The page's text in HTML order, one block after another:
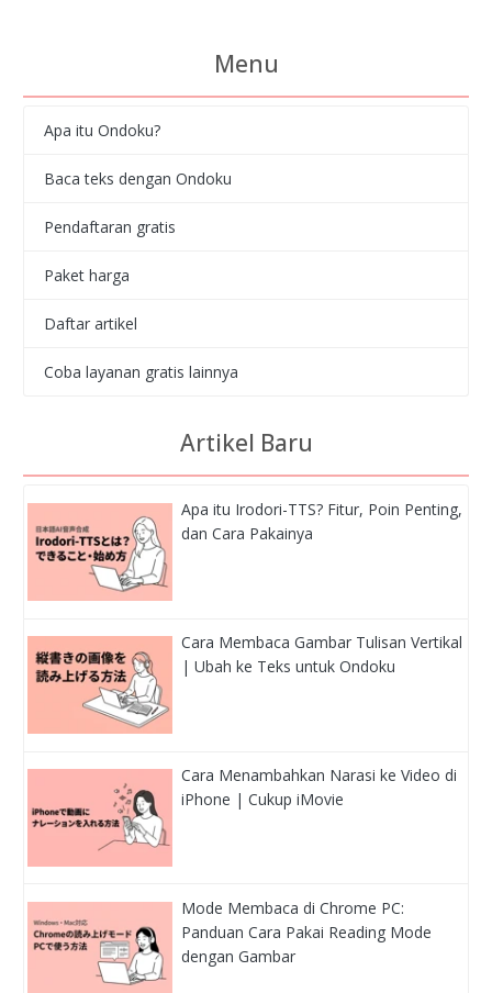
Menu
Apa itu Ondoku?
Baca teks dengan Ondoku
Pendaftaran gratis
Paket harga
Daftar artikel
Coba layanan gratis lainnya
Artikel Baru
Apa itu Irodori-TTS? Fitur, Poin Penting,
dan Cara Pakainya
Cara Membaca Gambar Tulisan Vertikal
| Ubah ke Teks untuk Ondoku
Cara Menambahkan Narasi ke Video di
iPhone | Cukup iMovie
Mode Membaca di Chrome PC:
Panduan Cara Pakai Reading Mode
dengan Gambar